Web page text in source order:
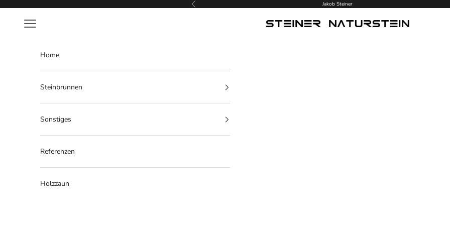
Zurück Jakob Steiner
Steiner Naturstein
Menü
Home
Steinbrunnen
Sonstiges
Referenzen
Holzzaun